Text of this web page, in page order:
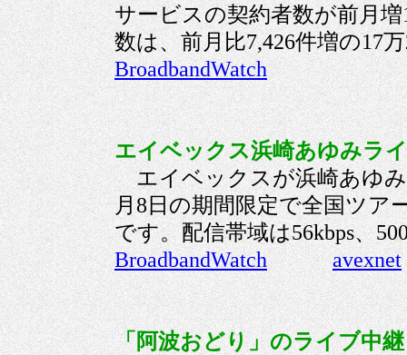
サービスの契約者数が前月増
数は、前月比7,426件増の
BroadbandWatch
エイベックス浜崎あゆみラ
エイベックスが浜崎あゆみ
月8日の期間限定で全国ツア
です。配信帯域は56kbps
BroadbandWatch
avexnet
「阿波おどり」のライブ中